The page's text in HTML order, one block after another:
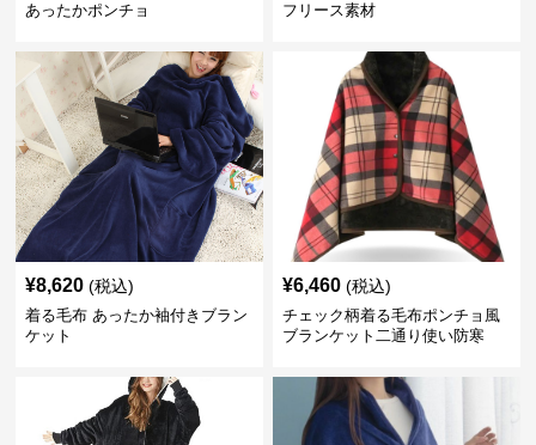
あったかポンチョ
フリース素材
¥8,620 (税込)
着る毛布 あったか袖付きブラン
ケット
¥6,460 (税込)
チェック柄着る毛布ポンチョ風
ブランケット二通り使い防寒